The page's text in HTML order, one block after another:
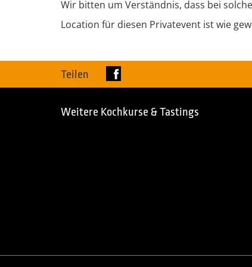
Wir bitten um Verständnis, dass bei
Location für diesen Privatevent ist wie
Teilen
Weitere Kochkurse & Tastings